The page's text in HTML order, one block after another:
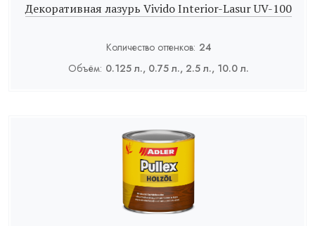
Декоративная лазурь Vivido Interior-Lasur UV-100
Количество оттенков: 24
Объём: 0.125 л., 0.75 л., 2.5 л., 10.0 л.